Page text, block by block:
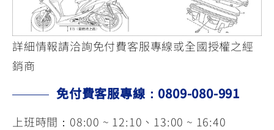
詳細情報請洽詢免付費客服專線或全國授權之經
銷商
免付費客服專線：0809-080-991
上班時間：08:00 ~ 12:10、13:00 ~ 16:40